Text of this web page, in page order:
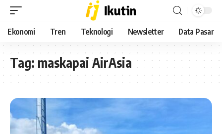
Ekonomi Tren Teknologi Newsletter Data Pasar
Tag: maskapai AirAsia